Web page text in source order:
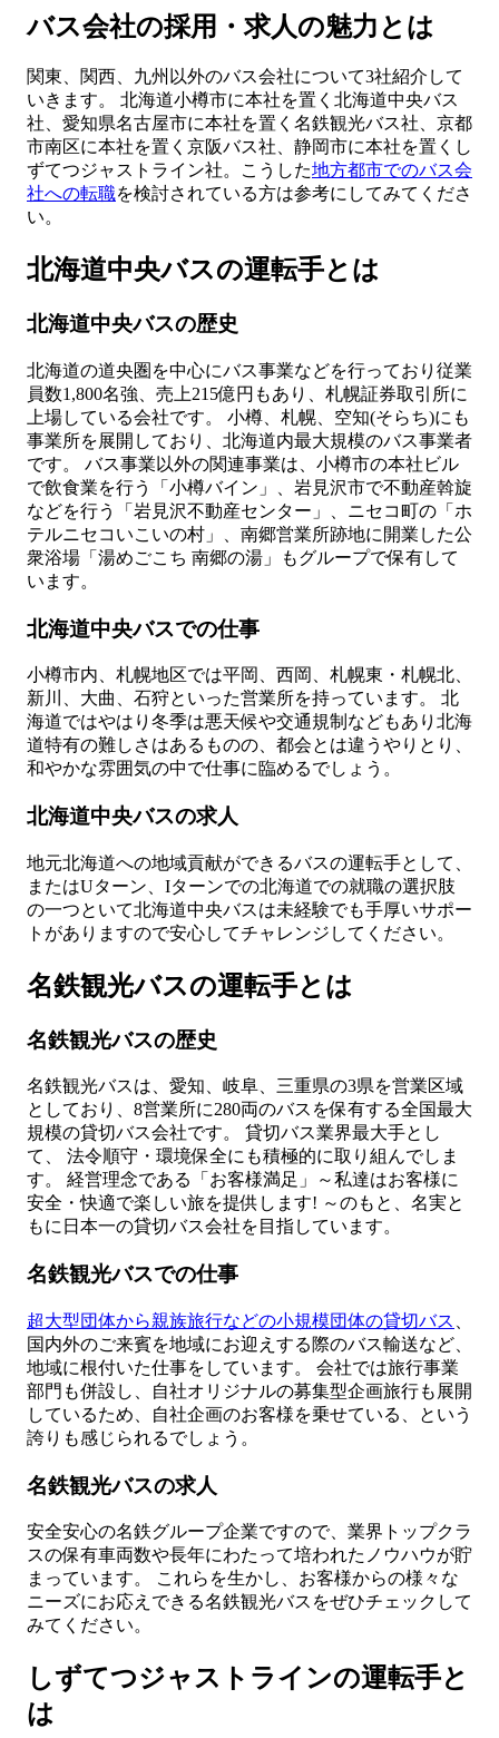
バス会社の採用・求人の魅力とは
関東、関西、九州以外のバス会社について3社紹介して
いきます。 北海道小樽市に本社を置く北海道中央バス
社、愛知県名古屋市に本社を置く名鉄観光バス社、京都
市南区に本社を置く京阪バス社、静岡市に本社を置くし
ずてつジャストライン社。こうした地方都市でのバス会
社への転職を検討されている方は参考にしてみてくださ
い。
北海道中央バスの運転手とは
北海道中央バスの歴史
北海道の道央圏を中心にバス事業などを行っており従業
員数1,800名強、売上215億円もあり、札幌証券取引所に
上場している会社です。 小樽、札幌、空知(そらち)にも
事業所を展開しており、北海道内最大規模のバス事業者
です。 バス事業以外の関連事業は、小樽市の本社ビル
で飲食業を行う「小樽バイン」、岩見沢市で不動産斡旋
などを行う「岩見沢不動産センター」、ニセコ町の「ホ
テルニセコいこいの村」、南郷営業所跡地に開業した公
衆浴場「湯めごこち 南郷の湯」もグループで保有して
います。
北海道中央バスでの仕事
小樽市内、札幌地区では平岡、西岡、札幌東・札幌北、
新川、大曲、石狩といった営業所を持っています。 北
海道ではやはり冬季は悪天候や交通規制などもあり北海
道特有の難しさはあるものの、都会とは違うやりとり、
和やかな雰囲気の中で仕事に臨めるでしょう。
北海道中央バスの求人
地元北海道への地域貢献ができるバスの運転手として、
またはUターン、Iターンでの北海道での就職の選択肢
の一つといて北海道中央バスは未経験でも手厚いサポー
トがありますので安心してチャレンジしてください。
名鉄観光バスの運転手とは
名鉄観光バスの歴史
名鉄観光バスは、愛知、岐阜、三重県の3県を営業区域
としており、8営業所に280両のバスを保有する全国最大
規模の貸切バス会社です。 貸切バス業界最大手とし
て、 法令順守・環境保全にも積極的に取り組んでしま
す。 経営理念である「お客様満足」～私達はお客様に
安全・快適で楽しい旅を提供します! ～のもと、名実と
もに日本一の貸切バス会社を目指しています。
名鉄観光バスでの仕事
超大型団体から親族旅行などの小規模団体の貸切バス
国内外のご来賓を地域にお迎えする際のバス輸送など、
地域に根付いた仕事をしています。 会社では旅行事業
部門も併設し、自社オリジナルの募集型企画旅行も展開
しているため、自社企画のお客様を乗せている、という
誇りも感じられるでしょう。
名鉄観光バスの求人
安全安心の名鉄グループ企業ですので、業界トップクラ
スの保有車両数や長年にわたって培われたノウハウが貯
まっています。 これらを生かし、お客様からの様々な
ニーズにお応えできる名鉄観光バスをぜひチェックして
みてください。
しずてつジャストラインの運転手と
は